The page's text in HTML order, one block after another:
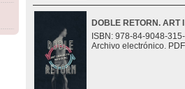
DOBLE RETORN. ART
ISBN: 978-84-9048-
Archivo electrónico.